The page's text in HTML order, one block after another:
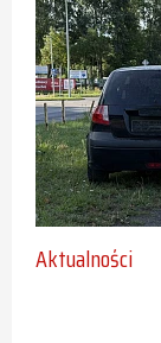
Aktualności